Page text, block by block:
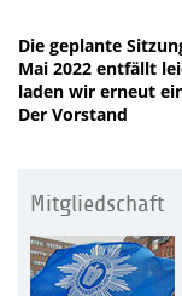
Die geplante
Mai 2022 entfällt
laden wir erneut
Der Vorstand
Mitgliedschaft